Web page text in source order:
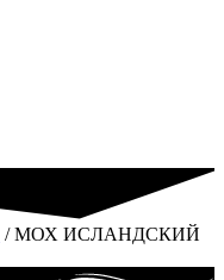
/ МОХ ИСЛАНДСКИЙ